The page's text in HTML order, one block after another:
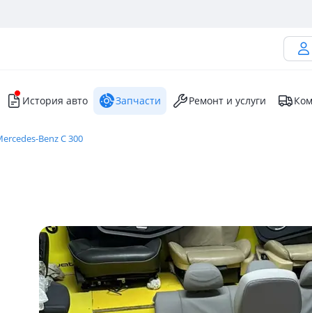
История авто Запчасти Ремонт и услуги
Benz C 300